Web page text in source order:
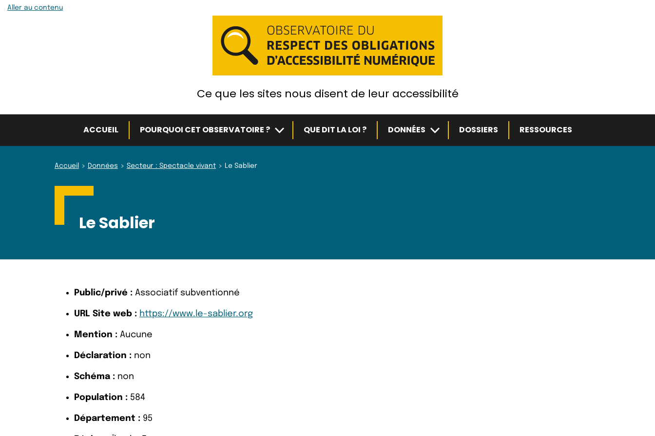
Aller au contenu
Ce que les sites nous disent de leur accessibilité
ACCUEIL POURQUOI CET OBSERVATOIRE ? Sous-menuQUE DIT LA LOI ? DONNÉES Sous-menuDOSSIERS RESSOURCES
Accueil Données Secteur : Spectacle vivant Le Sablier
Le Sablier
Public/privé : Associatif subventionné
URL Site web : https://www.le-sablier.org
Mention : Aucune
Déclaration : non
Schéma : non
Population : 584
Département : 95